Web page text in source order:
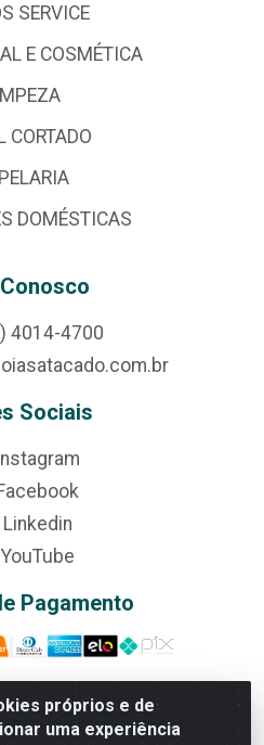
próprios e de
uma experiência
SERVICE
E COSMÉTICA
CORTADO
DOMÉSTICAS
4014-4700
Sociais
Linkedin
YouTube
Pagamento
nº 3860, Jardim das